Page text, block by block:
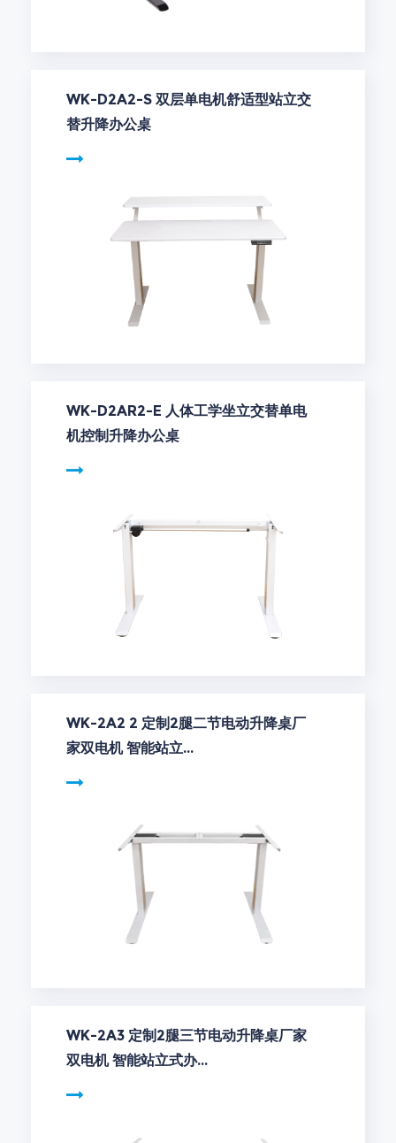
WK-D2A2-S 双层单电机舒适型站立交
替升降办公桌
WK-D2AR2-E 人体工学坐立交替单电
机控制升降办公桌
WK-2A2 2 定制2腿二节电动升降桌厂
家双电机 智能站立...
WK-2A3 定制2腿三节电动升降桌厂家
双电机 智能站立式办...